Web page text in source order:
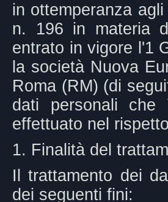
in ottemperanza
n. 196 in materia
entrato in vigore l'1
la società Nuova
Roma (RM) (di
dati personali che
effettuato nel
1. Finalità del
Il trattamento dei
dei seguenti fini: